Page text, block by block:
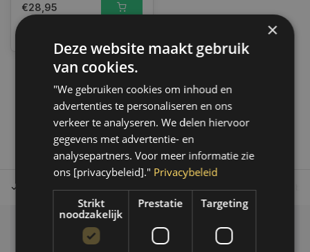
€28,95
1
Tot 30 dagen retour sturen. Op werkdagen voor 14.00 uur
Klantenservice
×
Deze website maakt gebruik
van cookies.
"We gebruiken cookies om inhoud en
advertenties te personaliseren en ons
verkeer te analyseren. We delen hiervoor
gegevens met advertentie- en
analysepartners. Voor meer informatie zie
ons [privacybeleid]." Privacybeleid
Strikt
noodzakelijk
Prestatie Targeting